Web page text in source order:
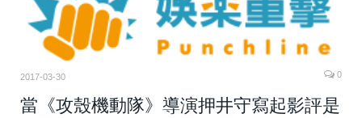
2017-03-30 0
當《攻殼機動隊》導演押井守寫起影評是